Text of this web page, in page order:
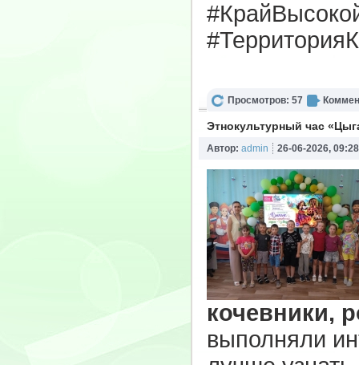
Просмотров: 57
Этнокультурный час
Автор: admin 26-06-2026, 09:28
кочевники,
выполняли